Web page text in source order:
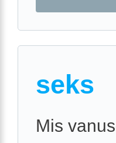
seks
Mis